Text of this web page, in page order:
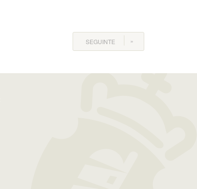
SEGUINTE